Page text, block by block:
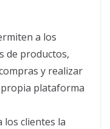
a los
de productos,
y realizar
plataforma
los clientes la